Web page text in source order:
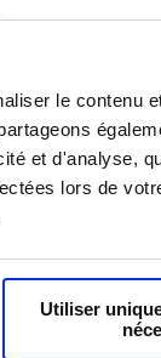
le contenu
et d'analyse,
lors de
Utiliser